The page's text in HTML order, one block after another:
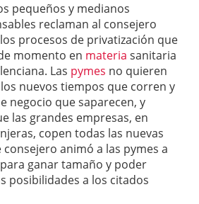
pequeños y medianos
reclaman al consejero
procesos de privatización que
momento en materia sanitaria
Las pymes no quieren
nuevos tiempos que corren y
negocio que saparecen, y
las grandes empresas, en
copen todas las nuevas
animó a las pymes a
ganar tamaño y poder
posibilidades a los citados